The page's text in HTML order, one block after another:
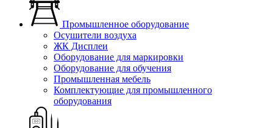
Промышленное оборудование
Осушители воздуха
ЖК Дисплеи
Оборудование для маркировки
Оборудование для обучения
Промышленная мебель
Комплектующие для промышленного
оборудования